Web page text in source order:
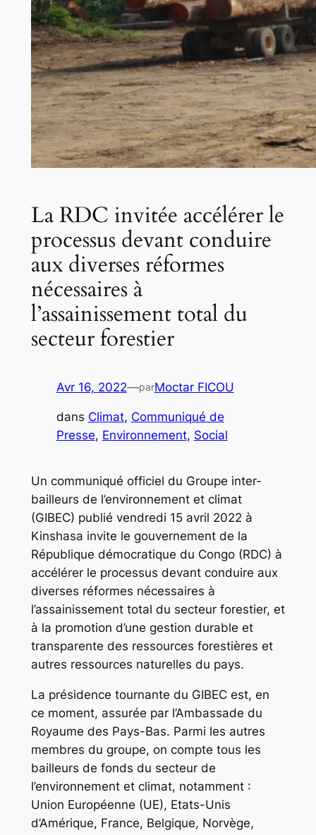
La RDC invitée accélérer le
processus devant conduire
aux diverses réformes
nécessaires à
l’assainissement total du
secteur forestier
Avr 16, 2022—parMoctar FICOU
dans Climat, Communiqué de
Presse, Environnement, Social
Un communiqué officiel du Groupe inter-
bailleurs de l’environnement et climat
(GIBEC) publié vendredi 15 avril 2022 à
Kinshasa invite le gouvernement de la
République démocratique du Congo (RDC) à
accélérer le processus devant conduire aux
diverses réformes nécessaires à
l’assainissement total du secteur forestier, et
à la promotion d’une gestion durable et
transparente des ressources forestières et
autres ressources naturelles du pays.
La présidence tournante du GIBEC est, en
ce moment, assurée par l’Ambassade du
Royaume des Pays-Bas. Parmi les autres
membres du groupe, on compte tous les
bailleurs de fonds du secteur de
l’environnement et climat, notamment :
Union Européenne (UE), Etats-Unis
d’Amérique, France, Belgique, Norvège,